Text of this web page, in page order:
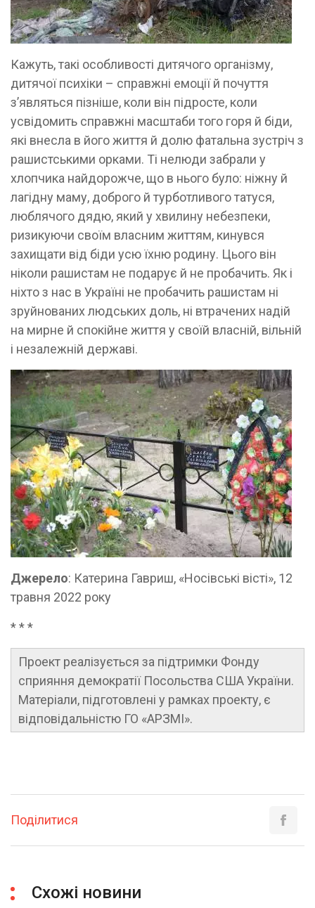
Кажуть, такі особливості дитячого організму,
дитячої психіки – справжні емоції й почуття
з’являться пізніше, коли він підросте, коли
усвідомить справжні масштаби того горя й біди,
які внесла в його життя й долю фатальна зустріч з
рашистськими орками. Ті нелюди забрали у
хлопчика найдорожче, що в нього було: ніжну й
лагідну маму, доброго й турботливого татуся,
люблячого дядю, який у хвилину небезпеки,
ризикуючи своїм власним життям, кинувся
захищати від біди усю їхню родину. Цього він
ніколи рашистам не подарує й не пробачить. Як і
ніхто з нас в Україні не пробачить рашистам ні
зруйнованих людських доль, ні втрачених надій
на мирне й спокійне життя у своїй власній, вільній
і незалежній державі.
Джерело: Катерина Гавриш, «Носівські вісті», 12
травня 2022 року
* * *
Проект реалізується за підтримки Фонду
сприяння демократії Посольства США України.
Матеріали, підготовлені у рамках проекту, є
відповідальністю ГО «АРЗМІ».
Поділитися
Схожі новини